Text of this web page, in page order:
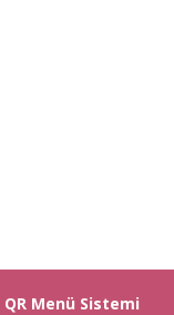
QR Menü Sistemi